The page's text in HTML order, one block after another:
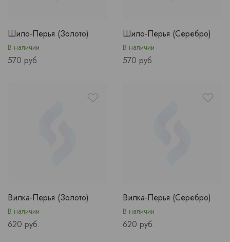
Шило-Перья (Золото)
В наличии
Price
570 руб.
Шило-Перья (Серебро)
В наличии
Price
570 руб.
Вилка-Перья (Золото)
В наличии
Price
620 руб.
Вилка-Перья (Серебро)
В наличии
Price
620 руб.